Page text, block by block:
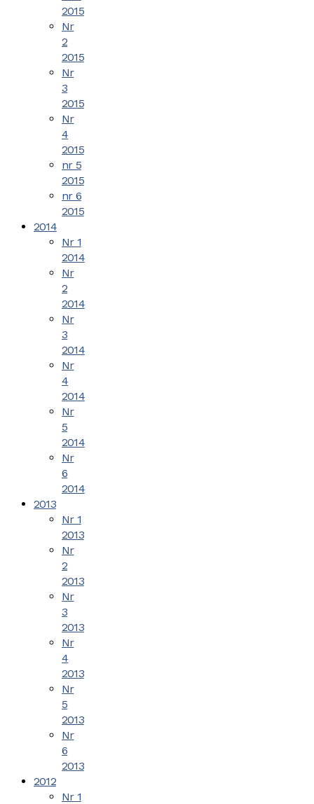
2015
Nr
2
2015
Nr
3
2015
Nr
4
2015
nr 5
2015
nr 6
2015
2014
Nr 1
2014
Nr
2
2014
Nr
3
2014
Nr
4
2014
Nr
5
2014
Nr
6
2014
2013
Nr 1
2013
Nr
2
2013
Nr
3
2013
Nr
4
2013
Nr
5
2013
Nr
6
2013
2012
Nr 1